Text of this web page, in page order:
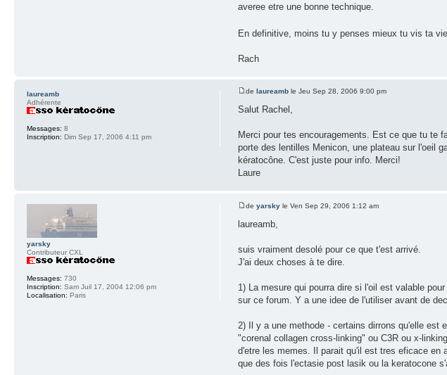
averee etre une bonne technique.
En definitive, moins tu y penses mieux tu vis ta
Rach
delaureamb le Jeu Sep 28, 2006 9:00 pm
Salut Rachel,
Merci pour tes encouragements. Est ce que tu te
porte des lentilles Menicon, une plateau sur l'oeil
kératocône. C'est juste pour info. Merci!
Laure
laureamb
Adhérente
Messages: 8
Inscription: Dim Sep 17, 2006 4:11 pm
deyarsky le Ven Sep 29, 2006 1:12 am
laureamb,
suis vraiment desolé pour ce que t'est arrivé.
J'ai deux choses à te dire.
1) La mesure qui pourra dire si l'oil est valable
sur ce forum. Y a une idee de l'utiliser avant de
2) Il y a une methode - certains dirrons qu'elle est
"corenal collagen cross-linking" ou C3R ou x-
d'etre les memes. Il parait qu'il est tres eficace en
que des fois l'ectasie post lasik ou la keratocone
yarsky
Contributeur CXL
Messages: 730
Inscription: Sam Juil 17, 2004 12:06 pm
Localisation: Paris